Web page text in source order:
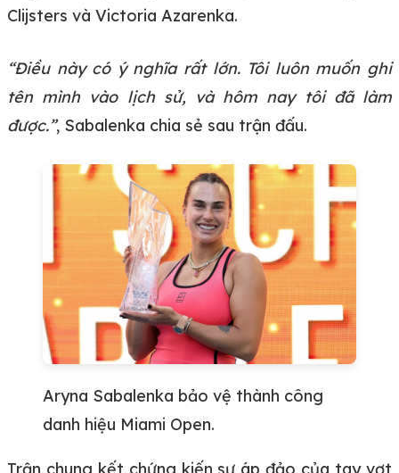
Clijsters và Victoria Azarenka.
“Điều này có ý nghĩa rất lớn. Tôi luôn muốn ghi
tên mình vào lịch sử, và hôm nay tôi đã làm
được.”, Sabalenka chia sẻ sau trận đấu.
Aryna Sabalenka bảo vệ thành công
danh hiệu Miami Open.
Trận chung kết chứng kiến sự áp đảo của tay vợt